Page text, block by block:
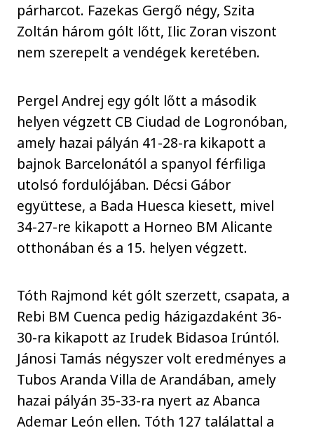
párharcot. Fazekas Gergő négy, Szita
Zoltán három gólt lőtt, Ilic Zoran viszont
nem szerepelt a vendégek keretében.
Pergel Andrej egy gólt lőtt a második
helyen végzett CB Ciudad de Logronóban,
amely hazai pályán 41-28-ra kikapott a
bajnok Barcelonától a spanyol férfiliga
utolsó fordulójában. Décsi Gábor
együttese, a Bada Huesca kiesett, mivel
34-27-re kikapott a Horneo BM Alicante
otthonában és a 15. helyen végzett.
Tóth Rajmond két gólt szerzett, csapata, a
Rebi BM Cuenca pedig házigazdaként 36-
30-ra kikapott az Irudek Bidasoa Irúntól.
Jánosi Tamás négyszer volt eredményes a
Tubos Aranda Villa de Arandában, amely
hazai pályán 35-33-ra nyert az Abanca
Ademar León ellen. Tóth 127 találattal a